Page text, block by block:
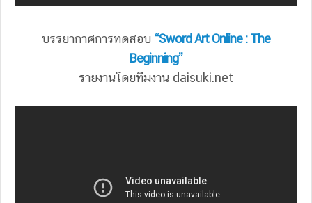
บรรยากาศการทดสอบ “Sword Art Online : The
Beginning”
รายงานโดยทีมงาน daisuki.net